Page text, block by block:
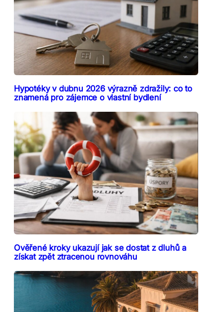
Hypotéky v dubnu 2026 výrazně zdražily: co to
znamená pro zájemce o vlastní bydlení
Ověřené kroky ukazují jak se dostat z dluhů a
získat zpět ztracenou rovnováhu